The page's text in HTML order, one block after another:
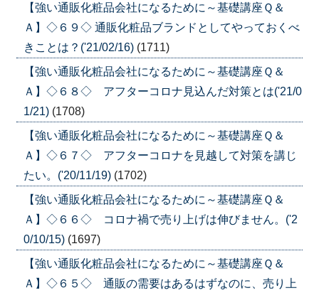
【強い通販化粧品会社になるために～基礎講座Ｑ＆
Ａ】◇６９◇ 通販化粧品ブランドとしてやっておくべ
きことは？('21/02/16) (1711)
【強い通販化粧品会社になるために～基礎講座Ｑ＆
Ａ】◇６８◇ アフターコロナ見込んだ対策とは('21/0
1/21) (1708)
【強い通販化粧品会社になるために～基礎講座Ｑ＆
Ａ】◇６７◇ アフターコロナを見越して対策を講じ
たい。('20/11/19) (1702)
【強い通販化粧品会社になるために～基礎講座Ｑ＆
Ａ】◇６６◇ コロナ禍で売り上げは伸びません。('2
0/10/15) (1697)
【強い通販化粧品会社になるために～基礎講座Ｑ＆
Ａ】◇６５◇ 通販の需要はあるはずなのに、売り上